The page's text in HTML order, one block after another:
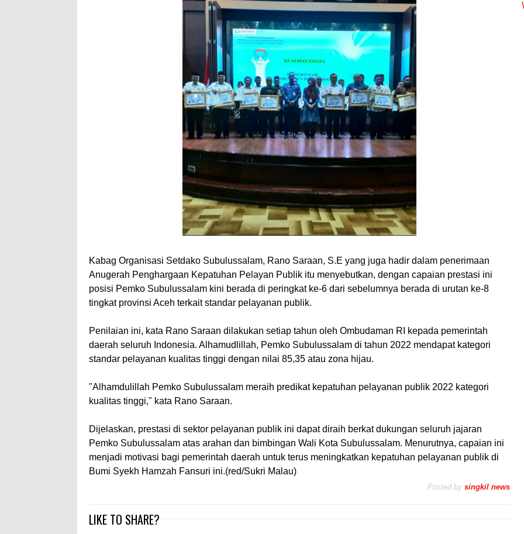
Kabag Organisasi Setdako Subulussalam, Rano Saraan, S.E yang juga hadir dalam penerimaan
Anugerah Penghargaan Kepatuhan Pelayan Publik itu menyebutkan, dengan capaian prestasi ini
posisi Pemko Subulussalam kini berada di peringkat ke-6 dari sebelumnya berada di urutan ke-8
tingkat provinsi Aceh terkait standar pelayanan publik.
Penilaian ini, kata Rano Saraan dilakukan setiap tahun oleh Ombudaman RI kepada pemerintah
daerah seluruh Indonesia. Alhamudlillah, Pemko Subulussalam di tahun 2022 mendapat kategori
standar pelayanan kualitas tinggi dengan nilai 85,35 atau zona hijau.
"Alhamdulillah Pemko Subulussalam meraih predikat kepatuhan pelayanan publik 2022 kategori
kualitas tinggi," kata Rano Saraan.
Dijelaskan, prestasi di sektor pelayanan publik ini dapat diraih berkat dukungan seluruh jajaran
Pemko Subulussalam atas arahan dan bimbingan Wali Kota Subulussalam. Menurutnya, capaian ini
menjadi motivasi bagi pemerintah daerah untuk terus meningkatkan kepatuhan pelayanan publik di
Bumi Syekh Hamzah Fansuri ini.(red/Sukri Malau)
Posted by singkil news
LIKE TO SHARE?